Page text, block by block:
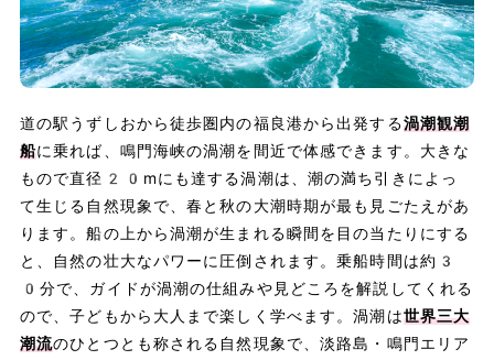
道の駅うずしおから徒歩圏内の福良港から出発する渦潮観潮
船に乗れば、鳴門海峡の渦潮を間近で体感できます。大きな
もので直径20mにも達する渦潮は、潮の満ち引きによっ
て生じる自然現象で、春と秋の大潮時期が最も見ごたえがあ
ります。船の上から渦潮が生まれる瞬間を目の当たりにする
と、自然の壮大なパワーに圧倒されます。乗船時間は約3
0分で、ガイドが渦潮の仕組みや見どころを解説してくれる
ので、子どもから大人まで楽しく学べます。渦潮は世界三大
潮流のひとつとも称される自然現象で、淡路島・鳴門エリア